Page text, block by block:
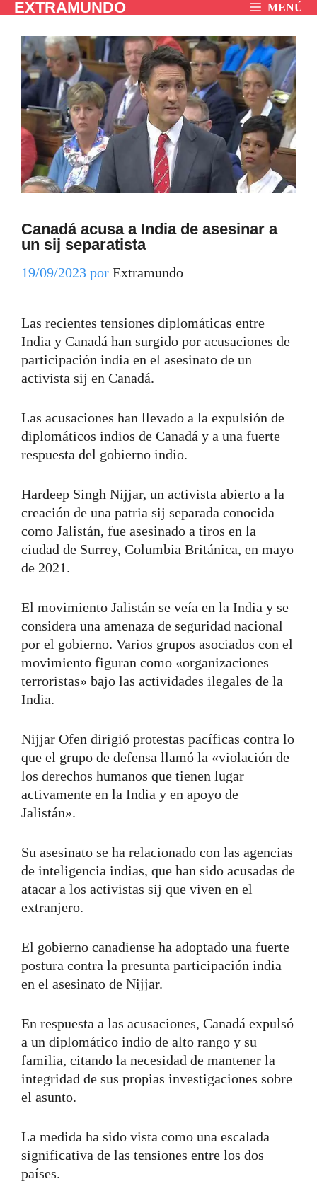
Saltar
contenido
EXTRAMUNDO MENÚ
Canadá acusa a India de asesinar a
un sij separatista
19/09/2023 por Extramundo
Las recientes tensiones diplomáticas entre
India y Canadá han surgido por acusaciones de
participación india en el asesinato de un
activista sij en Canadá.
Las acusaciones han llevado a la expulsión de
diplomáticos indios de Canadá y a una fuerte
respuesta del gobierno indio.
Hardeep Singh Nijjar, un activista abierto a la
creación de una patria sij separada conocida
como Jalistán, fue asesinado a tiros en la
ciudad de Surrey, Columbia Británica, en mayo
de 2021.
El movimiento Jalistán se veía en la India y se
considera una amenaza de seguridad nacional
por el gobierno. Varios grupos asociados con el
movimiento figuran como «organizaciones
terroristas» bajo las actividades ilegales de la
India.
Nijjar Ofen dirigió protestas pacíficas contra lo
que el grupo de defensa llamó la «violación de
los derechos humanos que tienen lugar
activamente en la India y en apoyo de
Jalistán».
Su asesinato se ha relacionado con las agencias
de inteligencia indias, que han sido acusadas de
atacar a los activistas sij que viven en el
extranjero.
El gobierno canadiense ha adoptado una fuerte
postura contra la presunta participación india
en el asesinato de Nijjar.
En respuesta a las acusaciones, Canadá expulsó
a un diplomático indio de alto rango y su
familia, citando la necesidad de mantener la
integridad de sus propias investigaciones sobre
el asunto.
La medida ha sido vista como una escalada
significativa de las tensiones entre los dos
países.